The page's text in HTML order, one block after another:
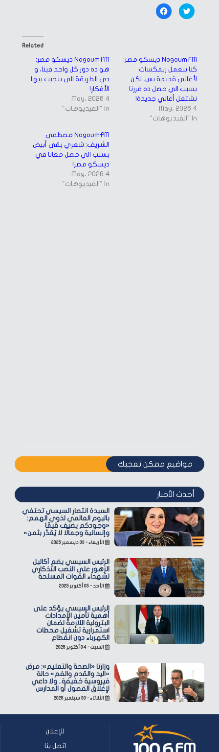
Click
to
share
window)
Click
to
window)
Related
NogoumFM ديسكو مصر:
هو ده دور كل واحد فينا، و
دي الطريقة الي بنجيب بيها
الأفكار!
4 May، 2026
In "الفيديوهات"
NogoumFM ديسكو مصر:
كنا بنعمل ريمكسات
لأغاني قديمة بس، لكن
بسبب الي حصل ده قررنا
نشتغل أغاني جديدة!
4 May، 2026
In "الفيديوهات"
NogoumFM مصطفى
الشريف: شعري بقى أبيض
بسبب الي حصل معانا في
ديسكو مصر!
4 May، 2026
In "الفيديوهات"
مواضيع ممكن تعجبك
أحدث الأخبار
السيدة انتصار السيسي تحتفي
باليوم العالمي لذوي الهمم:
«وجودكم يضيف قيمًا
وإنسانية وجمالًا لا يُقدّر بثمن»
الأربعاء - ٠٣ ديسمبر ٢٠٢٥
الرئيس السيسي يضع أكاليل
الزهور على النصب التذكاري
لشهداء القوات المسلحة
الأحد - ٠٥ أكتوبر ٢٠٢٥
الرئيس السيسي يؤكد على
أهمية تأمين الإمدادات
البترولية اللازمة لضمان
استمرارية تشغيل محطات
الكهرباء دون انقطاع
السبت - ٠٤ أكتوبر ٢٠٢٥
وزارتا «الصحة والتعليم»: مرض
«اليد والقدم والفم» حالة
فيروسية خفيفة.. ولا داعي
لإغلاق الفصول أو المدارس
الثلاثاء - ٣٠ سبتمبر ٢٠٢٥
للإعلان
اتصل بنا